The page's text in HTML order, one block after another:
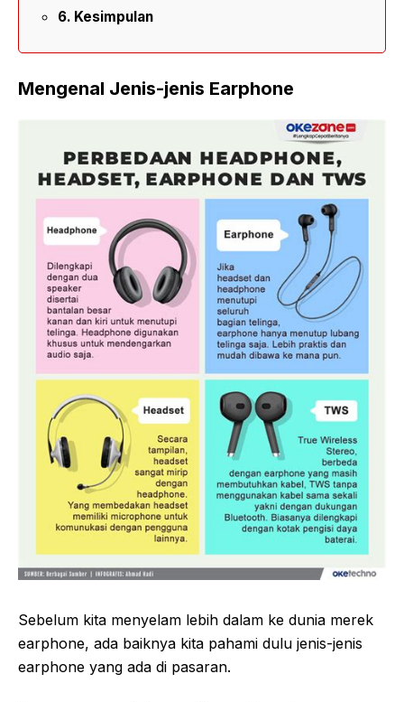
Kesimpulan
Mengenal Jenis-jenis Earphone
Sebelum kita menyelam lebih dalam ke dunia merek
earphone, ada baiknya kita pahami dulu jenis-jenis
earphone yang ada di pasaran.